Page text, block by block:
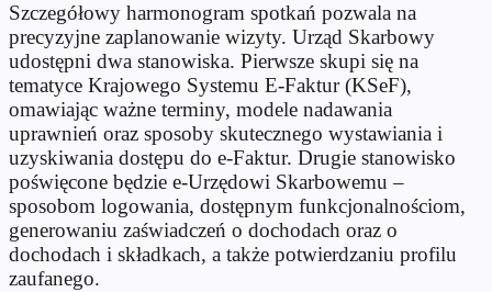
Szczegółowy harmonogram spotkań pozwala na
precyzyjne zaplanowanie wizyty. Urząd Skarbowy
udostępni dwa stanowiska. Pierwsze skupi się na
tematyce Krajowego Systemu E-Faktur (KSeF),
omawiając ważne terminy, modele nadawania
uprawnień oraz sposoby skutecznego wystawiania i
uzyskiwania dostępu do e-Faktur. Drugie stanowisko
poświęcone będzie e-Urzędowi Skarbowemu –
sposobom logowania, dostępnym funkcjonalnościom,
generowaniu zaświadczeń o dochodach oraz o
dochodach i składkach, a także potwierdzaniu profilu
zaufanego.